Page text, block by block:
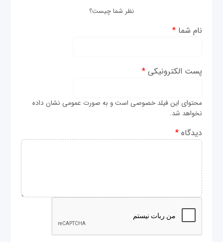
نظر شما چیست؟
نام شما*
پست الکترونیکی*
محتوای این فیلد خصوصی است و به صورت عمومی نشان داده
نخواهد شد.
دیدگاه*